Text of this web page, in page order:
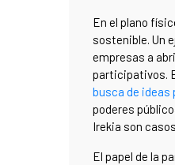
En el plano
sostenible. Un
empresas a
participativos.
busca de ideas
poderes
Irekia son
El papel de la